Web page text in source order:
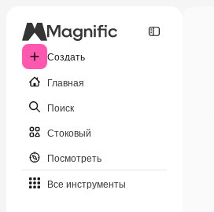
Создать
Главная
Поиск
Стоковый
Посмотреть
Все инструменты